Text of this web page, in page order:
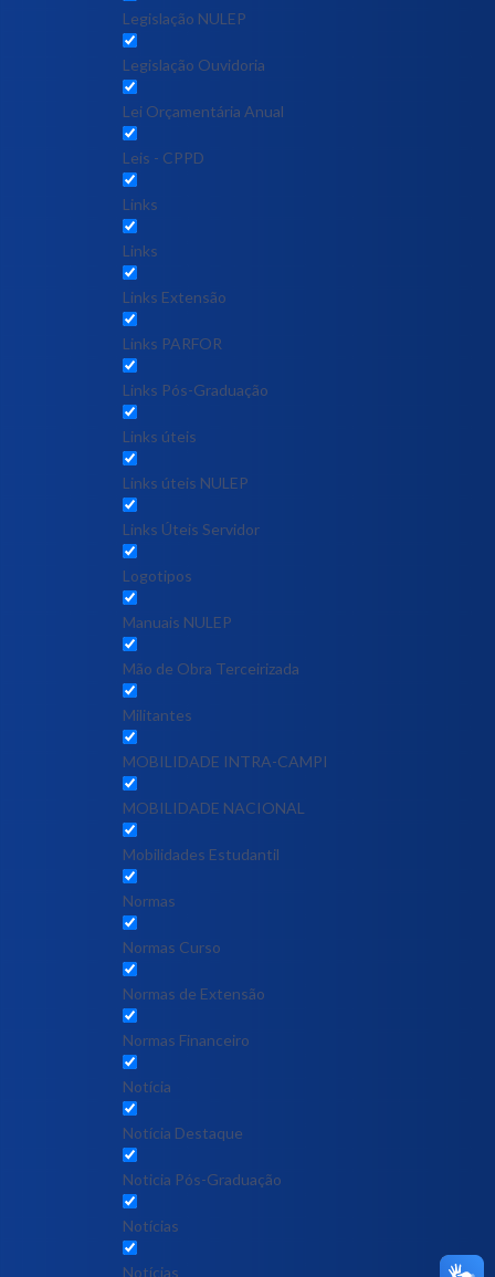
Legislação NULEP
Legislação Ouvidoria
Lei Orçamentária Anual
Leis - CPPD
Links
Links
Links Extensão
Links PARFOR
Links Pós-Graduação
Links úteis
Links úteis NULEP
Links Úteis Servidor
Logotipos
Manuais NULEP
Mão de Obra Terceirizada
Militantes
MOBILIDADE INTRA-CAMPI
MOBILIDADE NACIONAL
Mobilidades Estudantil
Normas
Normas Curso
Normas de Extensão
Normas Financeiro
Notícia
Notícia Destaque
Noticia Pós-Graduação
Notícias
Notícias